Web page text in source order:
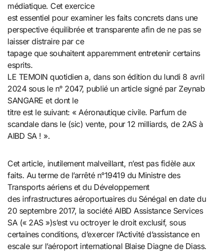
médiatique. Cet exercice
est essentiel pour examiner les faits concrets dans une
perspective équilibrée et transparente afin de ne pas se
laisser distraire par ce
tapage que souhaitent apparemment entretenir certains
esprits.
LE TEMOIN quotidien a, dans son édition du lundi 8 avril
2024 sous le n° 2047, publié un article signé par Zeynab
SANGARE et dont le
titre est le suivant: « Aéronautique civile. Parfum de
scandale dans le (sic) vente, pour 12 milliards, de 2AS à
AIBD SA ! ».
Cet article, inutilement malveillant, n’est pas fidèle aux
faits. Au terme de l’arrêté n°19419 du Ministre des
Transports aériens et du Développement
des infrastructures aéroportuaires du Sénégal en date du
20 septembre 2017, la société AIBD Assistance Services
SA (« 2AS »)s’est vu octroyer le droit exclusif, sous
certaines conditions, d’exercer l’Activité d’assistance en
escale sur l’aéroport international Blaise Diagne de Diass.